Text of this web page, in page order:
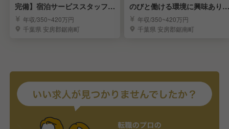
完備】宿泊サービススタッフ募
集！年収/350~420万円
千葉県 安房郡鋸南町
のびと働ける環境に興味ありま
せんか？
年収/350~420万円
千葉県 安房郡鋸南町